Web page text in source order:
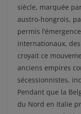
siècle, marquée
austro-hongrois,
permis
internationaux,
croyait ce
anciens empires
sécessionnistes,
Pendant que la
du Nord en Italie